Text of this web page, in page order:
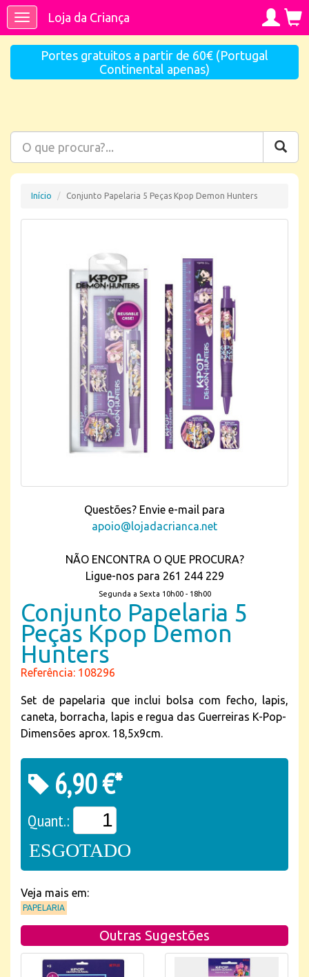
ToggleLoja da Criança
Portes gratuitos a partir de 60€ (Portugal
Continental apenas)
Início Conjunto Papelaria 5 Peças Kpop Demon Hunters
Questões? Envie e-mail para
apoio@lojadacrianca.net
NÃO ENCONTRA O QUE PROCURA?
Ligue-nos para 261 244 229
Segunda a Sexta 10h00 - 18h00
Conjunto Papelaria 5
Peças Kpop Demon
Hunters
Referência: 108296
Set de papelaria que inclui bolsa com fecho, lapis,
caneta, borracha, lapis e regua das Guerreiras K-Pop-
Dimensões aprox. 18,5x9cm.
6,90 €*
Quant.:
ESGOTADO
Veja mais em:
PAPELARIA
Outras Sugestões